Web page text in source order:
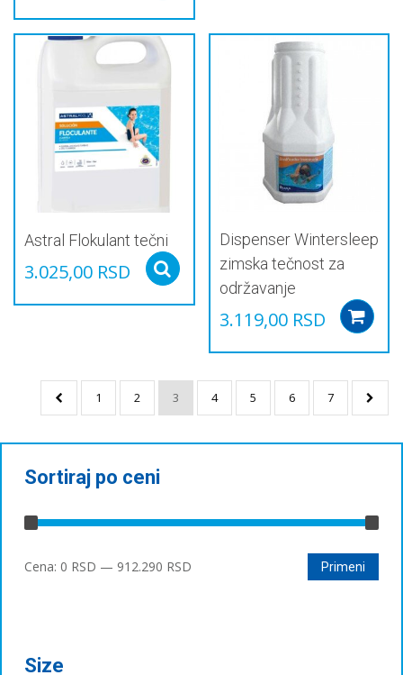
има
изабране
више
варијанти.
изабране
страници
производа.
Astral Flokulant tečni
3.025,00 RSD Select options
Dispenser Wintersleep
zimska tečnost za
održavanje
3.119,00 RSD
1 2 3 4 5 6 7
Sortiraj po ceni
Минимална
Максимална
Primeni
Cena: 0 RSD — 912.290 RSD
Size